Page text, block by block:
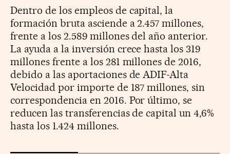
Dentro de los empleos de capital, la
formación bruta asciende a 2.457 millones,
frente a los 2.589 millones del año anterior.
La ayuda a la inversión crece hasta los 319
millones frente a los 281 millones de 2016,
debido a las aportaciones de ADIF-Alta
Velocidad por importe de 187 millones, sin
correspondencia en 2016. Por último, se
reducen las transferencias de capital un 4,6%
hasta los 1.424 millones.